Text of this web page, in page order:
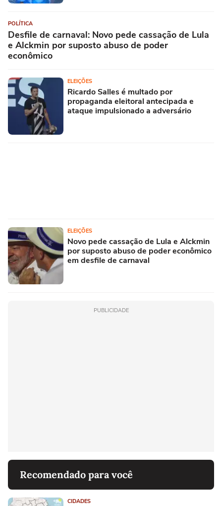
POLÍTICA
Desfile de carnaval: Novo pede cassação de Lula
e Alckmin por suposto abuso de poder
econômico
ELEIÇÕES
Ricardo Salles é multado por
propaganda eleitoral antecipada e
ataque impulsionado a adversário
ELEIÇÕES
Novo pede cassação de Lula e Alckmin
por suposto abuso de poder econômico
em desfile de carnaval
PUBLICIDADE
Recomendado para você
CIDADES